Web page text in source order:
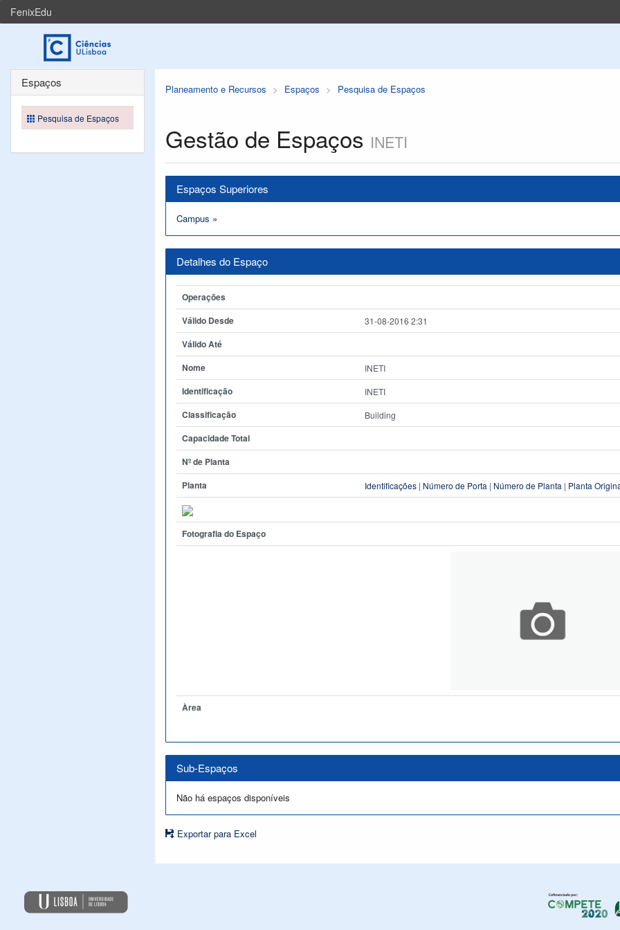
FenixEdu
Planeamento e Recursos Espaços Pesquisa de Espaços
Gestão de Espaços INETI
Espaços Superiores
Campus »
Detalhes do Espaço
Operações
Válido Desde
31-08-2016 2:31
Válido Até
Nome
INETI
Identificação INETI
Classificação Building
Capacidade Total
Nº de Planta
Planta
Identificações | Número de Porta | Número de Planta | Planta
Fotografia do Espaço
Àrea
Sub-Espaços
Não há espaços disponíveis
Exportar para Excel
Espaços
Pesquisa de Espaços